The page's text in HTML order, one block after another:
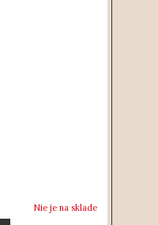
Nie je na sklade